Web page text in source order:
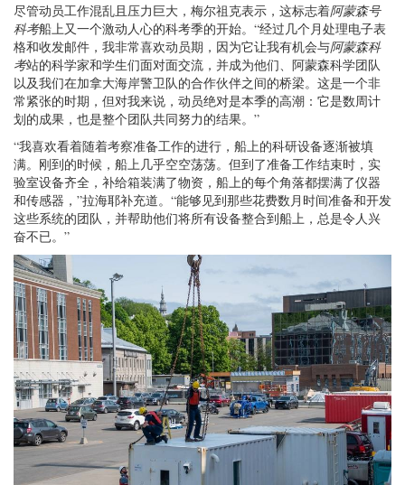
尽管动员工作混乱且压力巨大，梅尔祖克表示，这标志着阿蒙森号
科考船上又一个激动人心的科考季的开始。“经过几个月处理电子表
格和收发邮件，我非常喜欢动员期，因为它让我有机会与阿蒙森科
考站的科学家和学生们面对面交流，并成为他们、阿蒙森科学团队
以及我们在加拿大海岸警卫队的合作伙伴之间的桥梁。这是一个非
常紧张的时期，但对我来说，动员绝对是本季的高潮：它是数周计
划的成果，也是整个团队共同努力的结果。”
“我喜欢看着随着考察准备工作的进行，船上的科研设备逐渐被填
满。刚到的时候，船上几乎空空荡荡。但到了准备工作结束时，实
验室设备齐全，补给箱装满了物资，船上的每个角落都摆满了仪器
和传感器，”拉海耶补充道。“能够见到那些花费数月时间准备和开发
这些系统的团队，并帮助他们将所有设备整合到船上，总是令人兴
奋不已。”